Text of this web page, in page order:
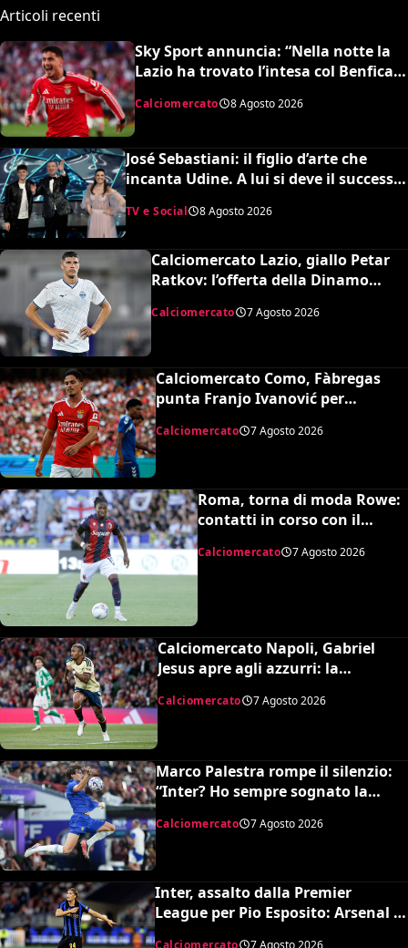
Articoli recenti
Sky Sport annuncia: “Nella notte la
Lazio ha trovato l’intesa col Benfica
giocatore”
Calciomercato 8 Agosto 2026
José Sebastiani: il figlio d’arte che
incanta Udine. A lui si deve il successo
del Festival di Sanremo, ora sogna il
debutto in Serie A
TV e Social 8 Agosto 2026
Calciomercato Lazio, giallo Petar
Ratkov: l’offerta della Dinamo
Calciomercato 7 Agosto 2026
Calciomercato Como, Fàbregas
punta Franjo Ivanović per
l’attacco: il punto sulla trattativa
Calciomercato 7 Agosto 2026
Roma, torna di moda Rowe:
contatti in corso con il
Bologna
Calciomercato 7 Agosto 2026
Calciomercato Napoli, Gabriel
Jesus apre agli azzurri: la
Calciomercato 7 Agosto 2026
Marco Palestra rompe il silenzio:
“Inter? Ho sempre sognato la
Premier League e il Chelsea”
Calciomercato 7 Agosto 2026
Inter, assalto dalla Premier
League per Pio Esposito: Arsenal e